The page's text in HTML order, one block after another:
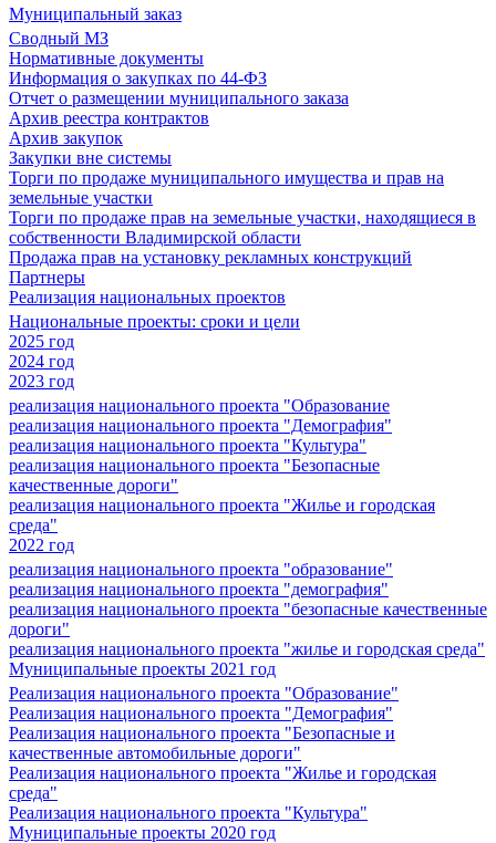
Муниципальный заказ
Сводный МЗ
Нормативные документы
Информация о закупках по 44-ФЗ
Отчет о размещении муниципального заказа
Архив реестра контрактов
Архив закупок
Закупки вне системы
Торги по продаже муниципального имущества и прав на
земельные участки
Торги по продаже прав на земельные участки, находящиеся в
собственности Владимирской области
Продажа прав на установку рекламных конструкций
Партнеры
Реализация национальных проектов
Национальные проекты: сроки и цели
2025 год
2024 год
2023 год
реализация национального проекта "Образование
реализация национального проекта "Демография"
реализация национального проекта "Культура"
реализация национального проекта "Безопасные
качественные дороги"
реализация национального проекта "Жилье и городская
среда"
2022 год
реализация национального проекта "образование"
реализация национального проекта "демография"
реализация национального проекта "безопасные качественные
дороги"
реализация национального проекта "жилье и городская среда"
Муниципальные проекты 2021 год
Реализация национального проекта "Образование"
Реализация национального проекта "Демография"
Реализация национального проекта "Безопасные и
качественные автомобильные дороги"
Реализация национального проекта "Жилье и городская
среда"
Реализация национального проекта "Культура"
Муниципальные проекты 2020 год